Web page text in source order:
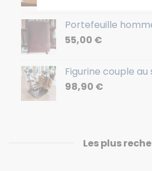
Portefeuille
55,00 €
Figurine couple au
98,90 €
Les plus